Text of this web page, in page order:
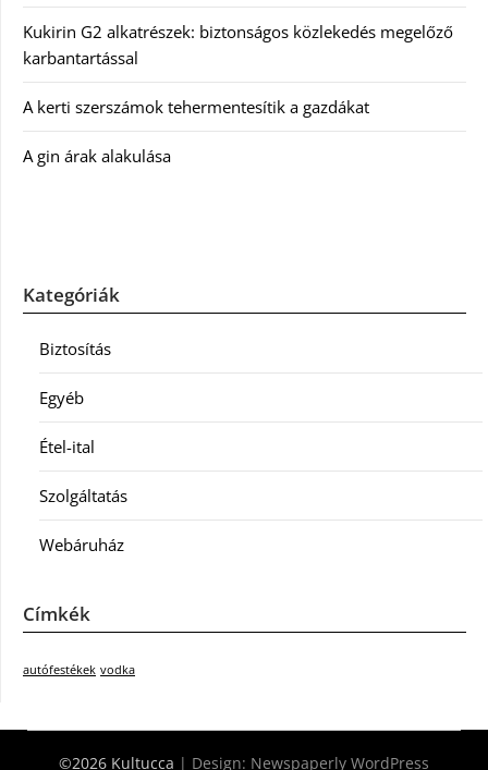
Kukirin G2 alkatrészek: biztonságos közlekedés megelőző
karbantartással
A kerti szerszámok tehermentesítik a gazdákat
A gin árak alakulása
Kategóriák
Biztosítás
Egyéb
Étel-ital
Szolgáltatás
Webáruház
Címkék
autófestékek vodka
©2026 Kultucca | Design: Newspaperly WordPress